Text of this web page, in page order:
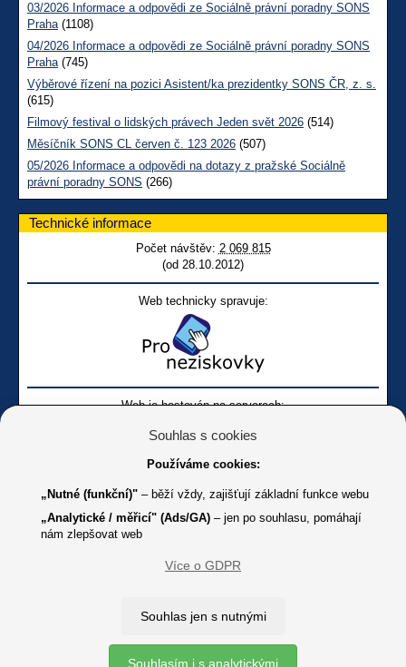
03/2026 Informace a odpovědi ze Sociálně právní poradny SONS
Praha(1108)
04/2026 Informace a odpovědi ze Sociálně právní poradny SONS
Praha(745)
Výběrové řízení na pozici Asistent/ka prezidentky SONS ČR, z. s.
(615)
Filmový festival o lidských právech Jeden svět 2026 (514)
Měsíčník SONS CL červen č. 123 2026 (507)
05/2026 Informace a odpovědi na dotazy z pražské Sociálně
právní poradny SONS (266)
Technické informace
Počet návštěv: 2 069 815
(od 28.10.2012)
Web technicky spravuje:
Web je hostován na serverech:
Online
Youtube SONS
K jakémukoliv užití textů a obrázků uvedených na tomto serveru je
Copyright © 2012 - 2026 SONS ČR, z. s.
Souhlas s cookies
Používáme cookies:
„Nutné (funkční)" – běží vždy, zajišťují základní funkce webu
„Analytické / měřicí" (Ads/GA) – jen po souhlasu, pomáhají
nám zlepšovat web
Více o GDPR
Souhlas jen s nutnými
Souhlasím i s analytickými